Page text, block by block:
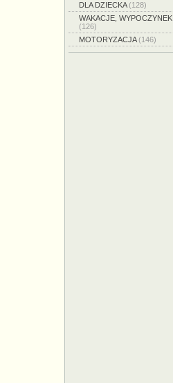
DLA DZIECKA(128)
WAKACJE, WYPOCZYNEK
(126)
MOTORYZACJA(146)